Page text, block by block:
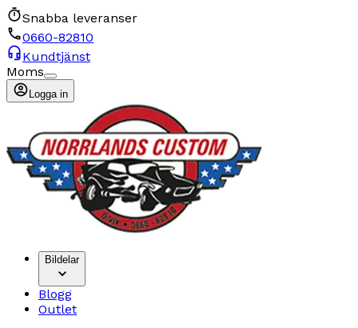
Snabba leveranser
0660-82810
Kundtjänst
Moms
Logga in
Bildelar
Blogg
Outlet